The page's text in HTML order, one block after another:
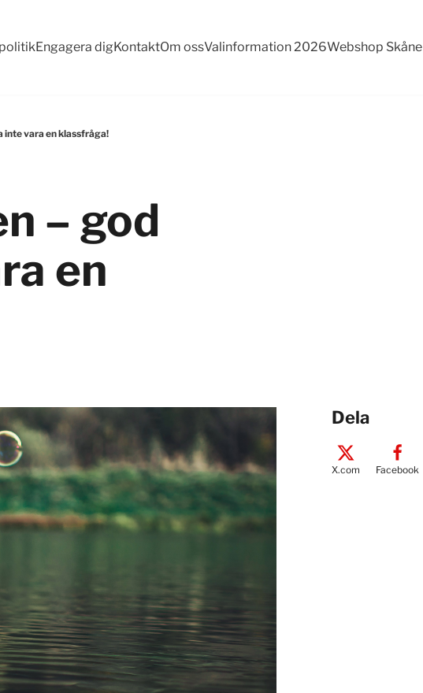
Engagera digKontaktOm ossValinformation 2026Webshop Skåne
inte vara en klassfråga!
– god
en
Dela
X.com Facebook